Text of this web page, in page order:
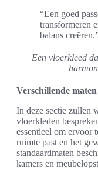
“Een goed
transformeren
balans
Een vloerkleed
Verschillende
In deze sectie zullen
vloerkleden
essentieel om ervoor
ruimte past en het
standaardmaten
kamers en